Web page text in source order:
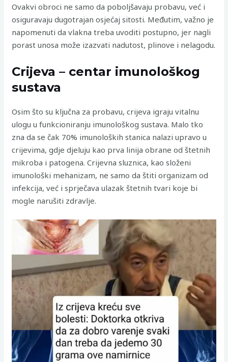
Ovakvi obroci ne samo da poboljšavaju probavu, već i
osiguravaju dugotrajan osjećaj sitosti. Međutim, važno je
napomenuti da vlakna treba uvoditi postupno, jer nagli
porast unosa može izazvati nadutost, plinove i nelagodu.
Crijeva – centar imunološkog
sustava
Osim što su ključna za probavu, crijeva igraju vitalnu
ulogu u funkcioniranju imunološkog sustava. Malo tko
zna da se čak 70% imunoloških stanica nalazi upravo u
crijevima, gdje djeluju kao prva linija obrane od štetnih
mikroba i patogena. Crijevna sluznica, kao složeni
imunološki mehanizam, ne samo da štiti organizam od
infekcija, već i sprječava ulazak štetnih tvari koje bi
mogle narušiti zdravlje.